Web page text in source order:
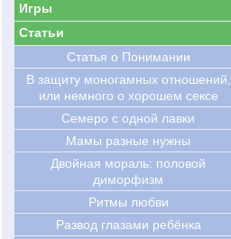
Игры
Статьи
Статья о Понимании
В защиту моногамных отношений,
или немного о хорошем сексе
Семеро с одной лавки
Мамы разные нужны
Двойная мораль: половой
диморфизм
Ритмы любви
Развод глазами ребёнка